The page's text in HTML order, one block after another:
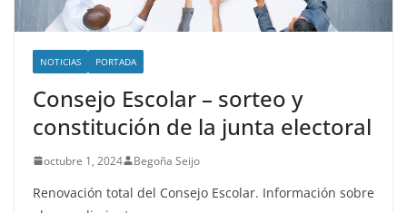
NOTICIAS PORTADA
Consejo Escolar – sorteo y
constitución de la junta electoral
octubre 1, 2024 Begoña Seijo
Renovación total del Consejo Escolar. Información sobre